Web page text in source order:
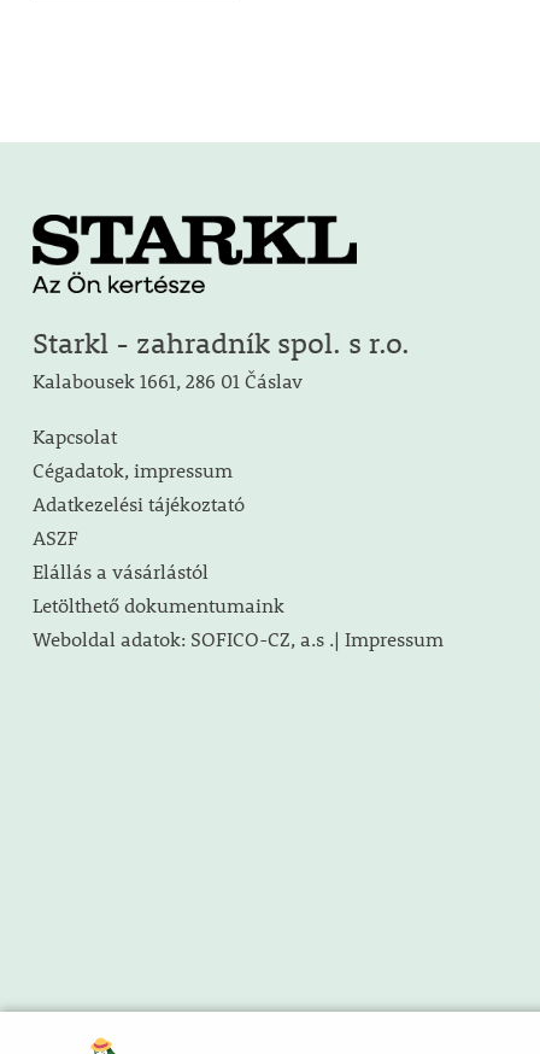
Starkl - zahradník spol. s r.o.
Kalabousek 1661, 286 01 Čáslav
Kapcsolat
Cégadatok, impressum
Adatkezelési tájékoztató
ASZF
Elállás a vásárlástól
Letölthető dokumentumaink
Weboldal adatok: SOFICO-CZ, a.s .| Impressum